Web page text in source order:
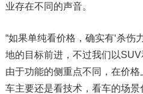
业存在不同的声音。
“如果单纯看价格，确实有‘杀伤
地的目标前进，不过我们以
由于功能的侧重点不同，在价
车主要还是看技术，看车的场景